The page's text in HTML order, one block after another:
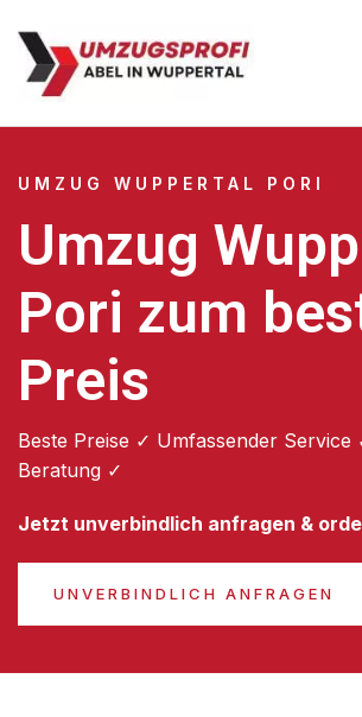
UMZUG WUPPERTAL PORI
Umzug
Pori zum
Preis
Beste Preise ✓ Umfassender Service
Beratung ✓
Jetzt unverbindlich anfragen &
UNVERBINDLICH ANFRAGEN